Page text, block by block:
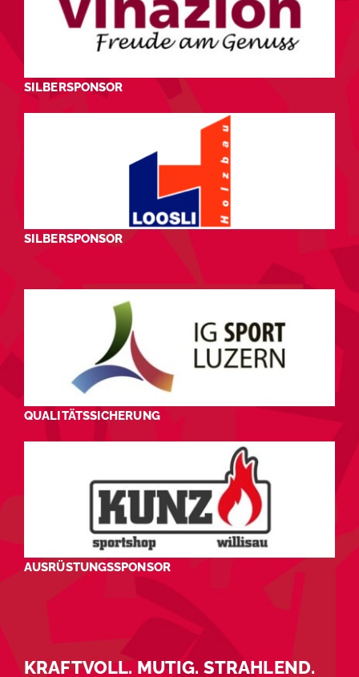
SILBERSPONSOR
SILBERSPONSOR
QUALITÄTSSICHERUNG
AUSRÜSTUNGSSPONSOR
KRAFTVOLL. MUTIG. STRAHLEND.